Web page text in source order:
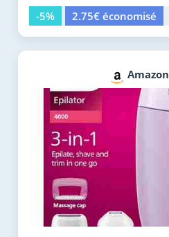
-5%
2.75€ économisé
Amazon